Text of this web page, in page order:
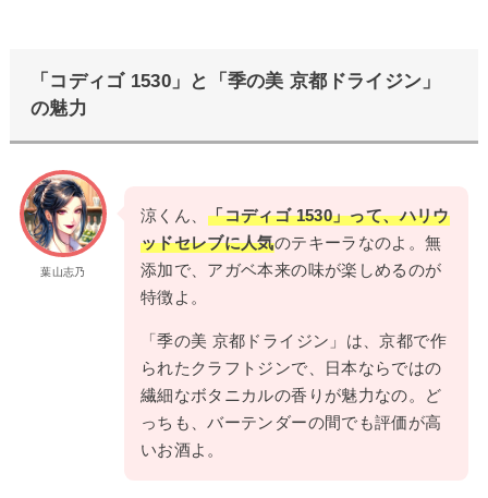
「コディゴ 1530」と「季の美 京都ドライジン」
の魅力
葉山志乃
涼くん、 「コディゴ 1530」って、ハリウ
ッドセレブに人気のテキーラなのよ。無
添加で、アガベ本来の味が楽しめるのが
特徴よ。
「季の美 京都ドライジン」は、京都で作
られたクラフトジンで、日本ならではの
繊細なボタニカルの香りが魅力なの。ど
っちも、バーテンダーの間でも評価が高
いお酒よ。